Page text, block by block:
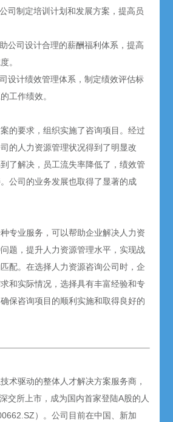
司制定培训计划和发展方案，提高员
公司设计合理的薪酬福利体系，提高
。
设计绩效管理体系，制定绩效评估标
工作绩效。
的要求，组织实施了咨询项目。经过
的人力资源管理状况得到了明显改
了解决，员工流失率降低了，绩效管
公司的业务发展也取得了显著的成
专业服务，可以帮助企业解决人力资
题，提升人力资源管理水平，实现战
配。在选择人力资源咨询公司时，企
和实际情况，选择具有丰富经验和专
保咨询项目的顺利实施和取得良好的
术驱动的整体人才解决方案服务商，
交所上市，成为国内首家登陆A股的人
）。公司目前在中国、新加